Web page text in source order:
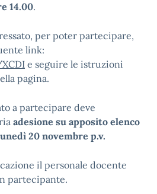
14.00.
per poter partecipare,
link:
e seguire le istruzioni
pagina.
a partecipare deve
adesione su apposito elenco
20 novembre p.v.
il personale docente
partecipante.